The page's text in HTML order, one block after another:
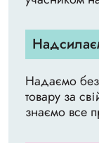
Надаємо
товару за
знаємо все